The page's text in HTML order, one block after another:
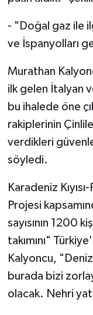
- "Doğal gaz ile
ve İspanyolları
Murathan
ilk gelen İtalyan
bu ihalede öne
rakiplerinin
verdikleri güvenle
söyledi.
Karadeniz
Projesi
sayısının 1200
takımını"
Kalyoncu,
burada bizi
olacak. Nehri